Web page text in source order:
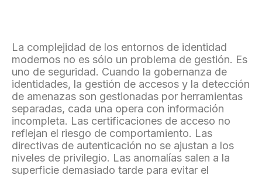
La complejidad de los entornos de identidad
modernos no es sólo un problema de gestión. Es
uno de seguridad. Cuando la gobernanza de
identidades, la gestión de accesos y la detección
de amenazas son gestionadas por herramientas
separadas, cada una opera con información
incompleta. Las certificaciones de acceso no
reflejan el riesgo de comportamiento. Las
directivas de autenticación no se ajustan a los
niveles de privilegio. Las anomalías salen a la
superficie demasiado tarde para evitar el